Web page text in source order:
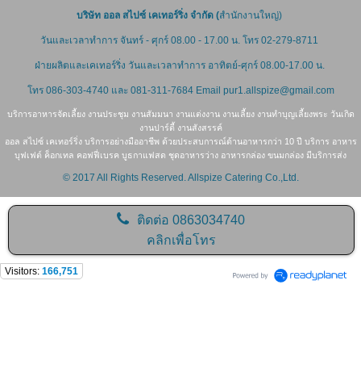
บริษัท ออล สไปซ์ เคเทอร์ริ่ง จำกัด (สำนักงานใหญ่)
วันและเวลาทำการ จันทร์ - ศุกร์ 08.00 - 17.00 น. โทร 02-279-8711
ฝ่ายผลิตและเคเทอร์ริ่ง วันและเวลาทำการ อาทิตย์-ศุกร์ 08.00-17.00 น.
โทร 086-303-4740 และ 081-311-7684 Email pur1.allspize@gmail.com
บริการอาหารจัดเลี้ยง งานประชุม งานสัมมนา งานแต่งงาน งานเลี้ยง งานทำบุญเลี้ยงพระ วันเกิด
งานปาร์ตี้ งานสังสรรค์
ออล สไปซ์ เคเทอร์ริ่ง บริการอย่างมืออาชีพ ด้วยประสบการณ์ด้านอาหารกว่า 10 ปี บริการ อาหาร
บุฟเฟต์ ค็อกเทล คอฟฟี่เบรค บูธกาแฟสด ชุดอาหารว่าง อาหารกล่อง ขนมกล่อง มีบริการส่ง
© 2017 All Rights Reserved. Allspize Catering Co.,Ltd.
ติดต่อ0863034740
คลิกเพื่อโทร
Visitors: 166,751